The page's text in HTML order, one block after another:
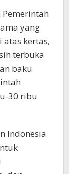
yang
atas kertas,
terbuka
baku
30 ribu
Indonesia